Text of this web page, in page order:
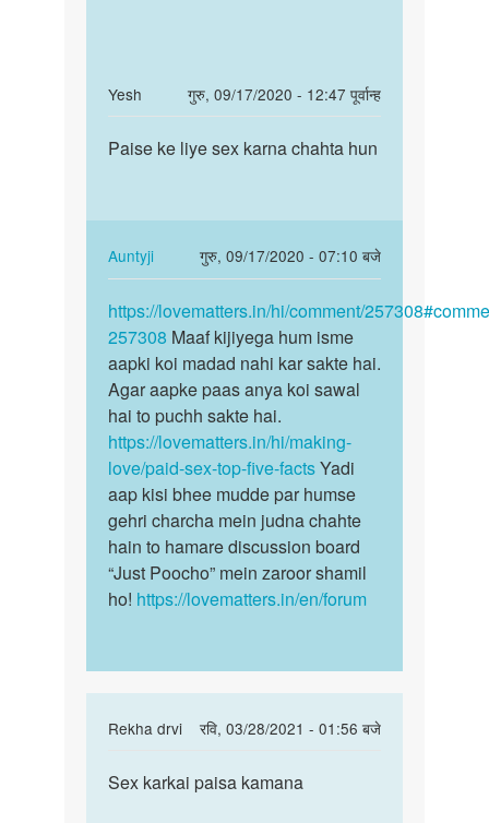
Yesh
गुरु, 09/17/2020 - 12:47 पूर्वान्ह
reply
to
karna
h
by
Himanshu
panchal
Paise
sex
karna…
Paise ke liye sex karna chahta hun
Auntyji
गुरु, 09/17/2020 - 07:10 बजे
In
reply
to
Paise
ke
liye
sex
karna…
by
Yesh
https://lovematters.in/hi…
https://lovematters.in/hi/comment/
257308 Maaf kijiyega hum isme
aapki koi madad nahi kar sakte hai.
Agar aapke paas anya koi sawal
hai to puchh sakte hai.
https://lovematters.in/hi/making-
love/paid-sex-top-five-factsYadi
aap kisi bhee mudde par humse
gehri charcha mein judna chahte
hain to hamare discussion board
“Just Poocho” mein zaroor shamil
ho! https://lovematters.in/en/forum
Rekha drvi
रवि, 03/28/2021 - 01:56 बजे
In
to
Sex
Sex karkai paisa kamana